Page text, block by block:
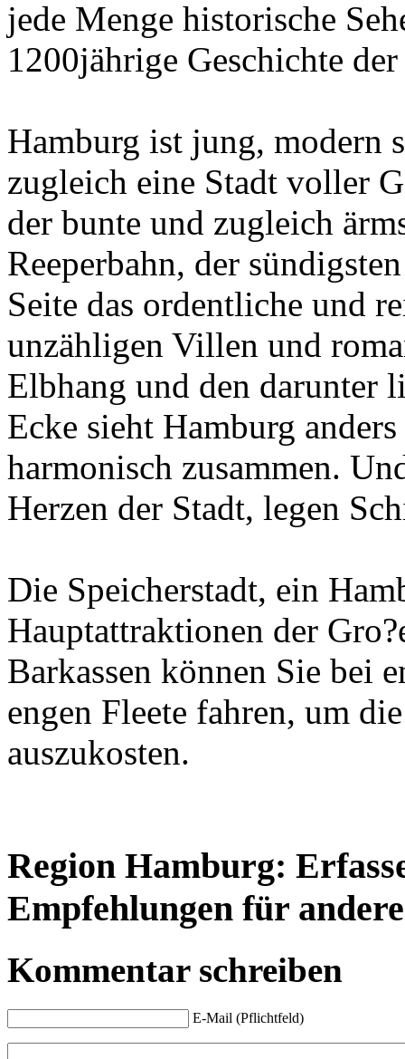
jede Menge historische
1200jährige Geschichte
Hamburg ist jung, modern
zugleich eine Stadt voller
der bunte und zugleich
Reeperbahn, der
Seite das ordentliche und
unzähligen Villen und
Elbhang und den darunter
Ecke sieht Hamburg
harmonisch zusammen.
Herzen der Stadt, legen
Die Speicherstadt, ein
Hauptattraktionen der
Barkassen können Sie bei
engen Fleete fahren, um
auszukosten.
Region Hamburg:
Empfehlungen für
Kommentar schreiben
E-Mail (Pflichtfeld)